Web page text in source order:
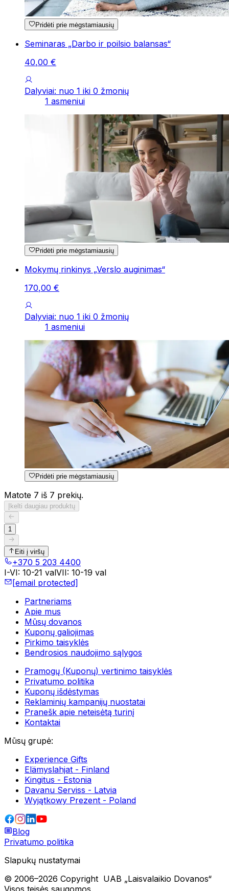
Pridėti prie mėgstamiausių
Seminaras „Darbo ir poilsio balansas“
40,00 €
Dalyviai: nuo 1 iki 0 žmonių
1 asmeniui
Pridėti prie mėgstamiausių
Mokymų rinkinys „Verslo auginimas“
170,00 €
Dalyviai: nuo 1 iki 0 žmonių
1 asmeniui
Pridėti prie mėgstamiausių
Matote 7 iš 7 prekių.
Įkelti daugiau produktų
1
Eiti į viršų
+370 5 203 4400
I-VI: 10-21 valVII: 10-19 val
[email protected]
Partneriams
Apie mus
Mūsų dovanos
Kuponų galiojimas
Pirkimo taisyklės
Bendrosios naudojimo sąlygos
Pramogų (Kuponų) vertinimo taisyklės
Privatumo politika
Kuponų išdėstymas
Reklaminių kampanijų nuostatai
Pranešk apie neteisėtą turinį
Kontaktai
Mūsų grupė:
Experience Gifts
Elämyslahjat - Finland
Kingitus - Estonia
Davanu Serviss - Latvia
Wyjątkowy Prezent - Poland
Blog
Privatumo politika
Slapukų nustatymai
© 2006–2026 Copyright UAB „Laisvalaikio Dovanos“